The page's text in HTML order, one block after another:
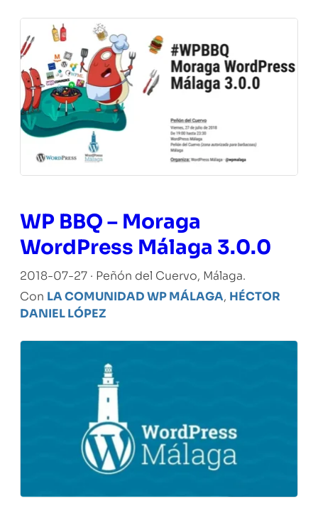
WP BBQ – Moraga
WordPress Málaga 3.0.0
2018-07-27 · Peñón del Cuervo, Málaga.
Con LA COMUNIDAD WP MÁLAGA, HÉCTOR
DANIEL LÓPEZ